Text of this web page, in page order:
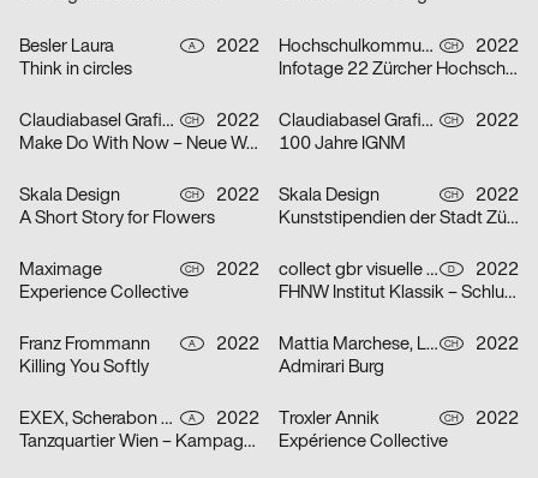
Besler Laura A
2022
Think in circles
Hochschulkommunikation Marketing ZHdK CH
2022
Infotage 22 Zürcher Hochschule der Künste
Claudiabasel Grafik & Interaktion CH
2022
Make Do With Now – Neue Wege in der Japanischen Architektur
Claudiabasel Grafik & Interaktion CH
2022
100 Jahre IGNM
Skala Design CH
2022
A Short Story for Flowers
Skala Design CH
2022
Kunststipendien der Stadt Zürich 2022
Maximage CH
2022
Experience Collective
collect gbr visuelle kommunikation D
2022
FHNW Institut Klassik – Schlusskonzerte 2022
Franz Frommann A
2022
Killing You Softly
Mattia Marchese, Lukas Lüdi CH
2022
Admirari Burg
EXEX, Scherabon Herwig, Ilija Hvala, Anouk Rehorek, Erli Grünzweil, Joshua Alena Mallek A
2022
Tanzquartier Wien – Kampagne Julia Müllner
Troxler Annik CH
2022
Expérience Collective